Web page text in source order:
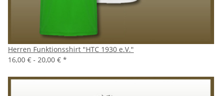
Herren Funktionsshirt "HTC 1930 e.V."
16,00 € - 20,00 € *